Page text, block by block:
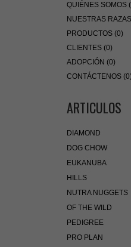
QUIÉNES SOMOS
NUESTRAS
PRODUCTOS (0)
CLIENTES (0)
ADOPCIÓN (0)
CONTÁCTENOS
ARTICULOS
DIAMOND
DOG CHOW
EUKANUBA
HILLS
NUTRA NUGGETS
OF THE WILD
PEDIGREE
PRO PLAN